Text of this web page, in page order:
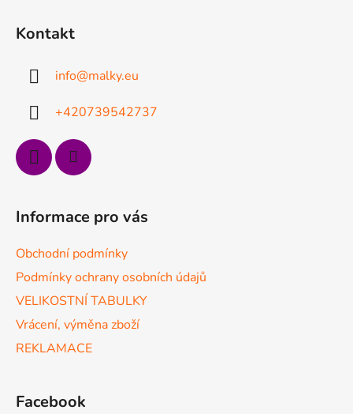
Kontakt
info@malky.eu
+420739542737
Informace pro vás
Obchodní podmínky
Podmínky ochrany osobních údajů
VELIKOSTNÍ TABULKY
Vrácení, výměna zboží
REKLAMACE
Facebook